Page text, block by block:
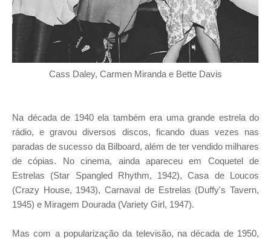
Cass Daley, Carmen Miranda e Bette Davis
Na década de 1940 ela também era uma grande estrela do
rádio, e gravou diversos discos, ficando duas vezes nas
paradas de sucesso da Bilboard, além de ter vendido milhares
de cópias. No cinema, ainda apareceu em Coquetel de
Estrelas (Star Spangled Rhythm, 1942), Casa de Loucos
(Crazy House, 1943), Carnaval de Estrelas (Duffy's Tavern,
1945) e Miragem Dourada (Variety Girl, 1947).
Mas com a popularização da televisão, na década de 1950,